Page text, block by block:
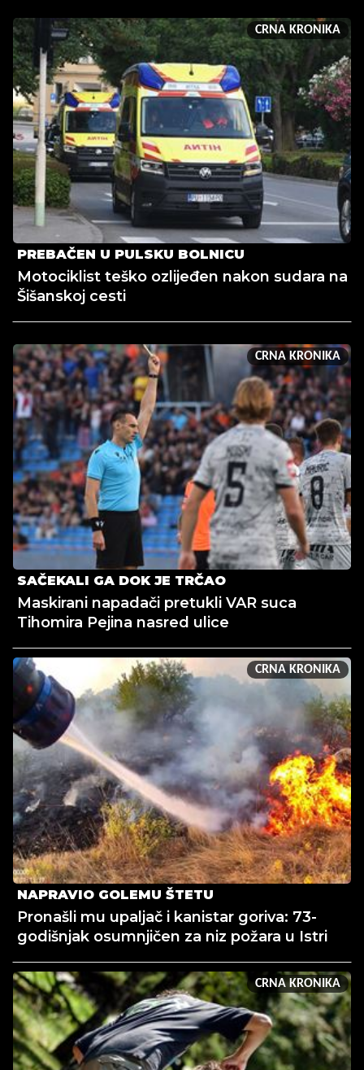
CRNA KRONIKA
PREBAČEN U PULSKU BOLNICU
Motociklist teško ozlijeđen nakon sudara na
Šišanskoj cesti
CRNA KRONIKA
SAČEKALI GA DOK JE TRČAO
Maskirani napadači pretukli VAR suca
Tihomira Pejina nasred ulice
CRNA KRONIKA
NAPRAVIO GOLEMU ŠTETU
Pronašli mu upaljač i kanistar goriva: 73-
godišnjak osumnjičen za niz požara u Istri
CRNA KRONIKA